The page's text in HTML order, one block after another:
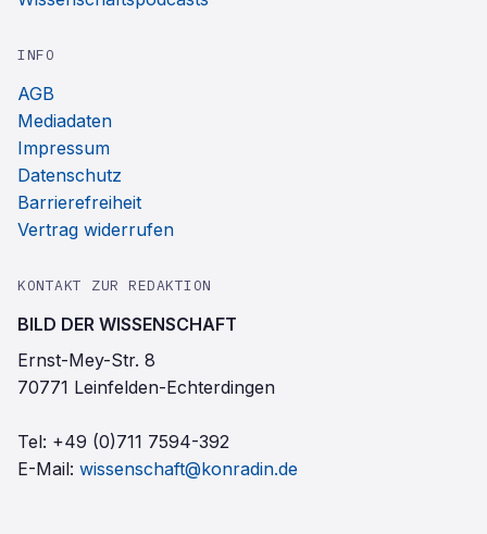
INFO
AGB
Mediadaten
Impressum
Datenschutz
Barrierefreiheit
Vertrag widerrufen
KONTAKT ZUR REDAKTION
BILD DER WISSENSCHAFT
Ernst-Mey-Str. 8
70771 Leinfelden-Echterdingen
Tel: +49 (0)711 7594-392
E-Mail: wissenschaft@konradin.de